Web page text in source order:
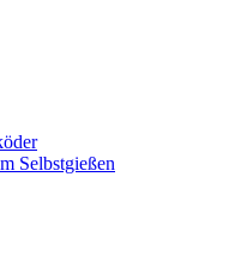
Selbstgießen